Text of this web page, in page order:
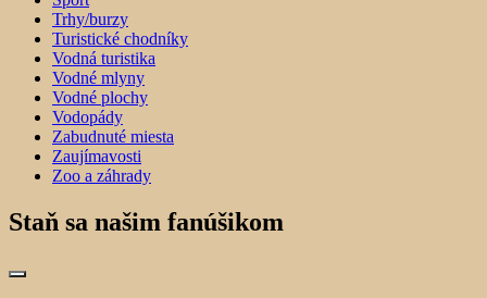
Trhy/burzy
Turistické chodníky
Vodná turistika
Vodné mlyny
Vodné plochy
Vodopády
Zabudnuté miesta
Zaujímavosti
Zoo a záhrady
Staň sa našim fanúšikom